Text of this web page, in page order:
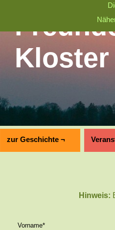
zur Geschichte ¬
Hinweis:
Vorname*